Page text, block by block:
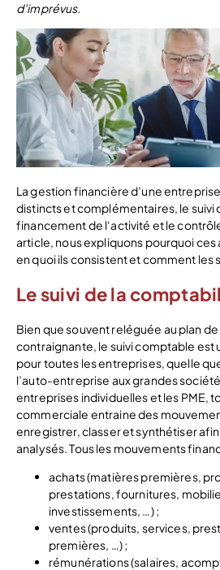
d’imprévus.
La gestion financière d’une
distincts et complémentaires, le suivi
financement de l‘activité et le
article, nous expliquons pourquoi ces
en quoi ils consistent et comment les
Le suivi de la
Bien que souvent reléguée au plan
contraignante, le suivi comptable est
pour toutes les entreprises, quelle
l’auto-entreprise aux grandes
entreprises individuelles et les PME,
commerciale entraine des
enregistrer, classer et synthétiser
analysés. Tous les mouvements
achats (matières premières,
prestations, fournitures,
investissements, …) ;
ventes (produits, services,
premières, …) ;
rémunérations (salaires,